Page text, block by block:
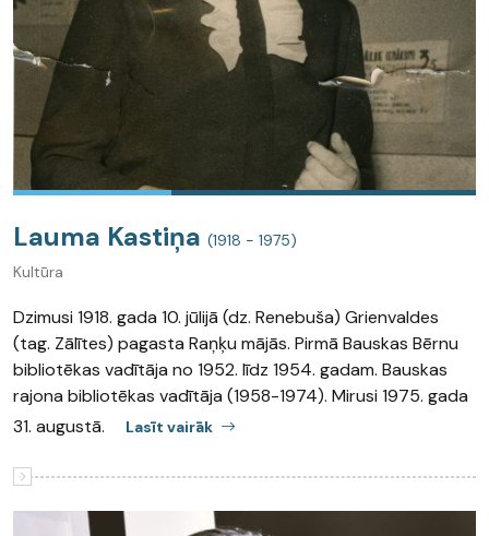
Lauma Kastiņa (1918 - 1975)
Kultūra
Dzimusi 1918. gada 10. jūlijā (dz. Renebuša) Grienvaldes
(tag. Zālītes) pagasta Raņķu mājās. Pirmā Bauskas Bērnu
bibliotēkas vadītāja no 1952. līdz 1954. gadam. Bauskas
rajona bibliotēkas vadītāja (1958-1974). Mirusi 1975. gada
31. augustā.
Lasīt vairāk